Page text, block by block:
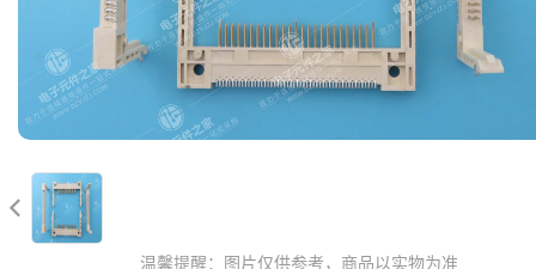

温馨提醒：图片仅供参考，商品以实物为准